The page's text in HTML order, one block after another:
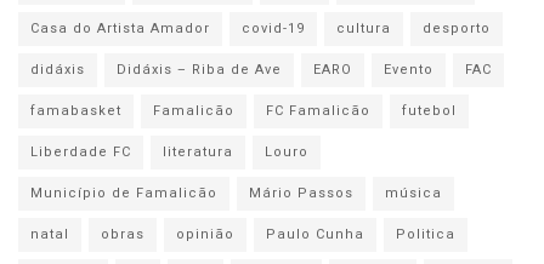
Casa do Artista Amador
covid-19 cultura
desporto
didáxis
Didáxis – Riba de Ave EARO Evento
FAC
famabasket
Famalicão FC Famalicão
futebol
Liberdade FC
literatura
Louro
Município de Famalicão
Mário Passos
música
natal
obras opinião Paulo Cunha
Politica